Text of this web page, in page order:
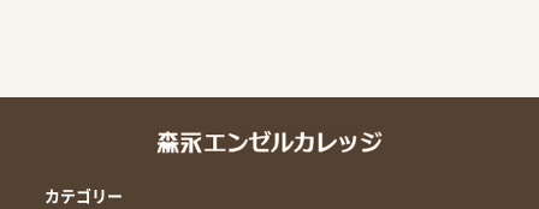
カテゴリー